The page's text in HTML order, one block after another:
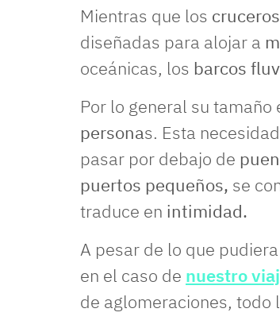
Mientras que los
diseñadas para alojar a
oceánicas, los barcos
Por lo general su
personas. Esta
pasar por debajo de
puertos pequeños, se
traduce en intimidad.
A pesar de lo que
en el caso de nuestro
de aglomeraciones, todo